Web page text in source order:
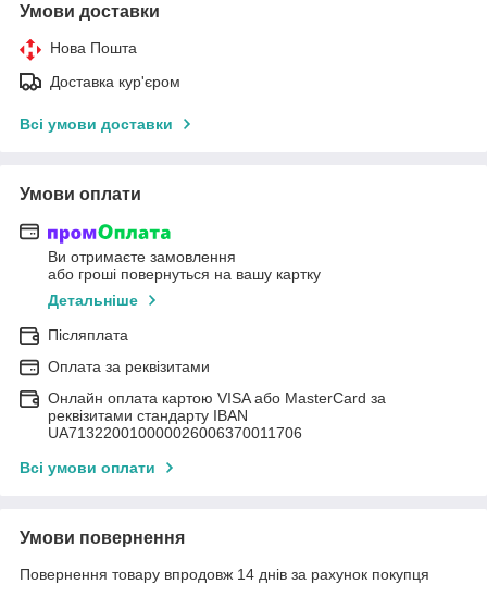
Умови доставки
Нова Пошта
Доставка кур'єром
Всі умови доставки
Умови оплати
Ви отримаєте замовлення
або гроші повернуться на вашу картку
Детальніше
Післяплата
Оплата за реквізитами
Онлайн оплата картою VISA або MasterCard за
реквізитами стандарту IBAN
UA713220010000026006370011706
Всі умови оплати
Умови повернення
Повернення товару впродовж 14 днів за рахунок покупця